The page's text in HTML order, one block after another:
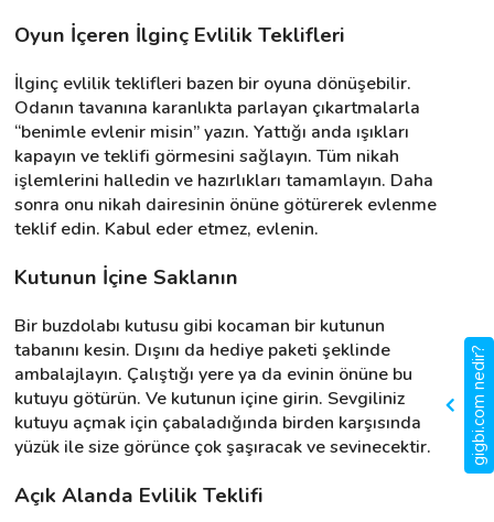
Oyun İçeren İlginç Evlilik Teklifleri
İlginç evlilik teklifleri bazen bir oyuna dönüşebilir.
Odanın tavanına karanlıkta parlayan çıkartmalarla
“benimle evlenir misin” yazın. Yattığı anda ışıkları
kapayın ve teklifi görmesini sağlayın. Tüm nikah
işlemlerini halledin ve hazırlıkları tamamlayın. Daha
sonra onu nikah dairesinin önüne götürerek evlenme
teklif edin. Kabul eder etmez, evlenin.
Kutunun İçine Saklanın
Bir buzdolabı kutusu gibi kocaman bir kutunun
tabanını kesin. Dışını da hediye paketi şeklinde
ambalajlayın. Çalıştığı yere ya da evinin önüne bu
kutuyu götürün. Ve kutunun içine girin. Sevgiliniz
kutuyu açmak için çabaladığında birden karşısında
yüzük ile size görünce çok şaşıracak ve sevinecektir.
Açık Alanda Evlilik Teklifi
gigbi.com nedir?